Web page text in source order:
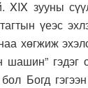
XIX зууны
үеэс
хөгжиж
гэдэг
Богд